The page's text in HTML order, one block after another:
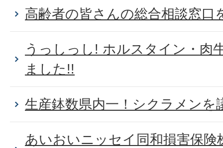
高齢者の皆さんの総合相談窓口
うっしっし! ホルスタイン・肉
ました!!
生産鉢数県内一！シクラメンを
あいおいニッセイ同和損害保険